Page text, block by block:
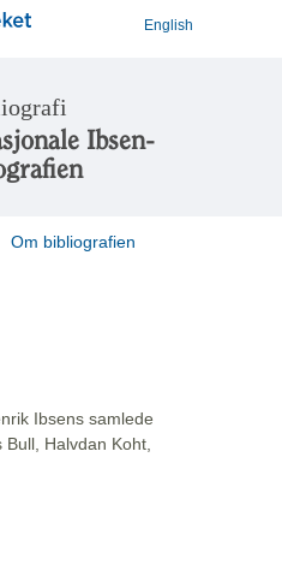
English
Ibsen-
Om bibliografien
Ibsens samlede
Halvdan Koht,